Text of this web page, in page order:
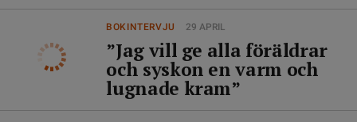
BOKINTERVJU 29 APRIL
”Jag vill ge alla föräldrar
och syskon en varm och
lugnade kram”